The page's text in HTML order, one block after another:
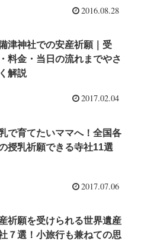
2016.08.28
津神社での安産祈願｜受
料金・当日の流れまでやさ
解説
2017.02.04
で育てたいママへ！全国各
授乳祈願できる寺社11選
2017.07.06
祈願を受けられる世界遺産
７選！小旅行も兼ねての思